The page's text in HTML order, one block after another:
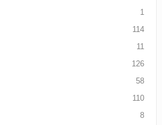
1
114
11
126
58
110
8